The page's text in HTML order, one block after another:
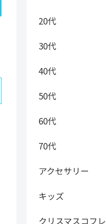
20代
30代
40代
50代
60代
70代
アクセサリー
キッズ
クリスマスコフレ